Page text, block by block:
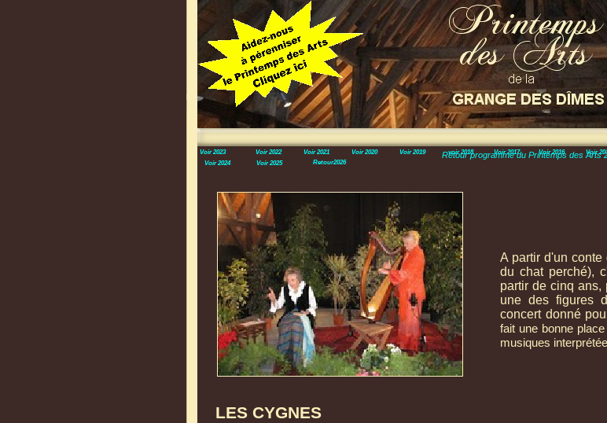
Retour programme du Printemps des Arts
A partir d'un
du chat perché),
partir de cinq ans,
une des figures
concert donné
fait une bonne
musiques
LES CYGNES
Voir 2023 Voir 2022 Voir 2021 Voir 2020 Voir 2019 voir 2018 Voir 2017 Voir 2016 Voir
Voir 2024
Voir 2025 Retour2026